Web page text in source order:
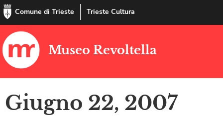
Comune di Trieste Trieste Cultura
Museo Revoltella
Giugno 22, 2007